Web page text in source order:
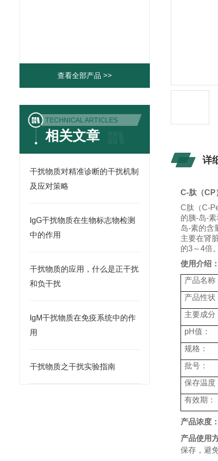
查看全部产品 >>
TECHNICAL ARTICLES
相关文章
干扰物质对精准诊断的干扰机制
及应对策略
IgG干扰物质在生物标志物检测
中的作用
干扰物质的应用，什么是正干扰
和负干扰
IgM干扰物质在免疫系统中的作
用
干扰物质之干扰实验指南
详
C-肽（CP
C 肽（C-
的胰-岛-
岛-素的含
主要在肾
的3～4倍
使用介绍
产品名称
产品性状
主要成分
pH值：
规格：
批号：
保存温度
有效期：
产品浓度
产品使用
保存，避